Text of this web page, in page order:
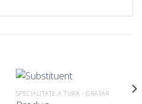
SPECIALITATE A TURK - GRĂTAR